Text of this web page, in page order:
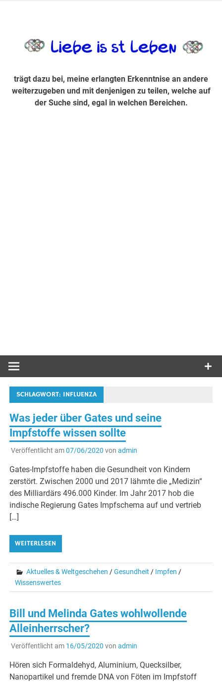
Suche sind, egal in welchen Bereichen.
trägt dazu bei, meine erlangten Erkenntnise an andere
weiterzugeben und mit denjenigen zu teilen, welche auf
der Suche sind, egal in welchen Bereichen.
SCHLAGWORT: INFLUENZA
Was jeder über Gates und seine
Impfstoffe wissen sollte
Veröffentlicht am07/06/2020 von admin
Gates-Impfstoffe haben die Gesundheit von Kindern
zerstört. Zwischen 2000 und 2017 lähmte die „Medizin“
des Milliardärs 496.000 Kinder. Im Jahr 2017 hob die
indische Regierung Gates Impfschema auf und vertrieb
[…]
WEITERLESEN
Aktuelles & Weltgeschehen /Gesundheit / Impfen /
Wissenswertes
Bill und Melinda Gates wohlwollende
Alleinherrscher?
Veröffentlicht am 16/05/2020 von admin
Hören sich Formaldehyd, Aluminium, Quecksilber,
Nanopartikel und fremde DNA von Föten im Impfstoff